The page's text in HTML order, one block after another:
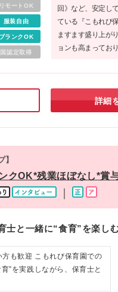
リモートOK
服装自由
ブランクOK
国認定取得
回》など、安定し
ている『こもれび
ますます盛り上が
ョンも高まってお
にしながら、あな
ックです♪
詳細
クOK*残業ほぼなし*賞
士と一緒に“食育”を楽し
も歓迎 こもれび保育園での
”を実践しながら、保育士と